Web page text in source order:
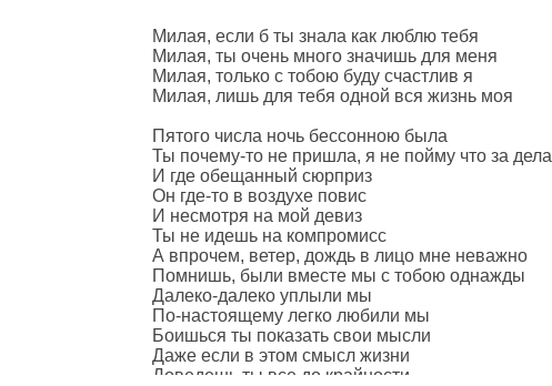
Милая, если б ты знала как люблю тебя
Милая, ты очень много значишь для меня
Милая, только с тобою буду счастлив я
Милая, лишь для тебя одной вся жизнь моя
Пятого числа ночь бессонною была
Ты почему-то не пришла, я не пойму что за дела
И где обещанный сюрприз
Он где-то в воздухе повис
И несмотря на мой девиз
Ты не идешь на компромисс
А впрочем, ветер, дождь в лицо мне неважно
Помнишь, были вместе мы с тобою однажды
Далеко-далеко уплыли мы
По-настоящему легко любили мы
Боишься ты показать свои мысли
Даже если в этом смысл жизни
Доведешь ты все до крайности